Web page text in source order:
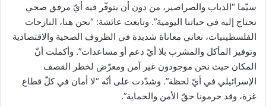
سيّما “الذباب والصراصير، من دون أن يتوفّر فيه أيّ مرفق صحي
نحتاج إليه في حياتنا اليومية”. وتابعت عائشة: “نحن هنا، النازحات
الفلسطينيات، نعاني معاناة شديدة في الظروف الصحية والاقتصادية
وتوفير المأكل والمشرب بلا أيّ دعم أو مساعدات”. وأكملت أنّ
المكان حيث نحن موجودون غير آمن ومعرّض لخطر القصف
الإسرائيلي في أيّ لحظة”. وشدّدت على أنّه “لا أمان في كلّ قطاع
غزة، وقد حرمونا حقّ الأمن والحماية”.